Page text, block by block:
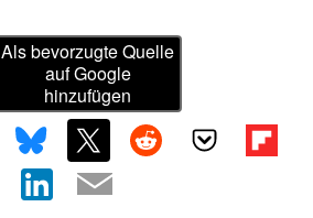
Als bevorzugte Quelle
auf Google
hinzufügen